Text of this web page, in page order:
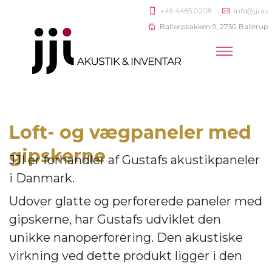
+45 4483 0208
info@jji.as
Baltorpbakken 9, 2750 Ballerup
Loft- og vægpaneler med
gipskerne
JJI er forhandler afGustafs akustikpaneler
i Danmark.
Udover glatte og perforerede paneler med
gipskerne, har Gustafs udviklet den
unikke nanoperforering. Den akustiske
virkning ved dette produkt ligger i den